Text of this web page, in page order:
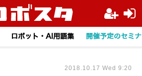
ロボット・AI用語集 開催予定のセミ
2018.10.17 Wed 9:20